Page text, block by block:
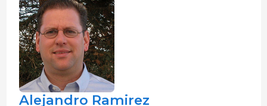
Alejandro Ramirez